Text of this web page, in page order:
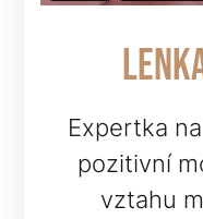
Expertka
pozitivní
vztahu